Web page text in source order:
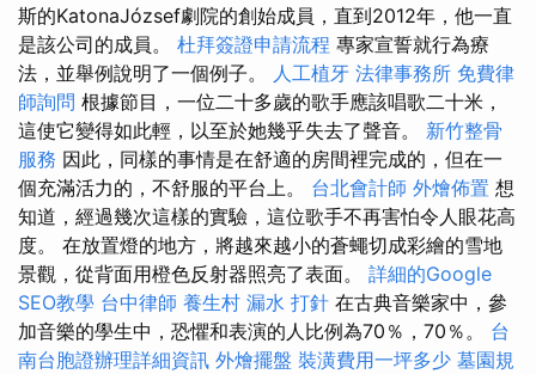
斯的KatonaJózsef劇院的創始成員，直到2012年，他一直
是該公司的成員。 杜拜簽證申請流程 專家宣誓就行為療
法，並舉例說明了一個例子。
人工植牙 法律事務所 免費律
師詢問 根據節目，一位二十多歲的歌手應該唱歌二十米，
這使它變得如此輕，以至於她幾乎失去了聲音。 新竹整骨
服務 因此，同樣的事情是在舒適的房間裡完成的，但在一
個充滿活力的，不舒服的平台上。 台北會計師 外燴佈置 想
知道，經過幾次這樣的實驗，這位歌手不再害怕令人眼花高
度。 在放置燈的地方，將越來越小的蒼蠅切成彩繪的雪地
景觀，從背面用橙色反射器照亮了表面。 詳細的Google
SEO教學 台中律師 養生村 漏水 打針 在古典音樂家中，參
加音樂的學生中，恐懼和表演的人比例為70％，70％。 台
南台胞證辦理詳細資訊 外燴擺盤 裝潢費用一坪多少 墓園規